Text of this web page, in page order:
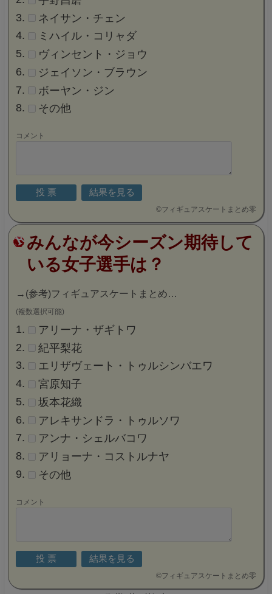
ネイサン・チェン
ミハイル・コリャダ
ヴィンセント・ジョウ
ジェイソン・ブラウン
ボーヤン・ジン
その他
コメント
©フィギュアスケートまとめ零
みんなが今シーズン期待して
いる女子選手は？
→ (参考)フィギュアスケートまとめ…
(複数選択可能)
アリーナ・ザギトワ
紀平梨花
エリザヴェート・トゥルシンバエワ
宮原知子
坂本花織
アレキサンドラ・トゥルソワ
アンナ・シェルバコワ
アリョーナ・コストルナヤ
その他
コメント
©フィギュアスケートまとめ零